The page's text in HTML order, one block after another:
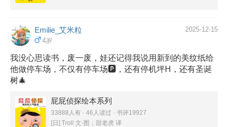
Emilie_艾米粒
4岁
2025-12-15
我没心思读书，废一废，娃还记得我说用新到的美纹纸给
他做停车场，不仅有停车场🅿，还有停机坪H，还有圣诞
树🎄
屁屁侦探绘本系列
33888人有 · 46人读过 · 书评19927
[日] Troll 文·图；甜老虎 译